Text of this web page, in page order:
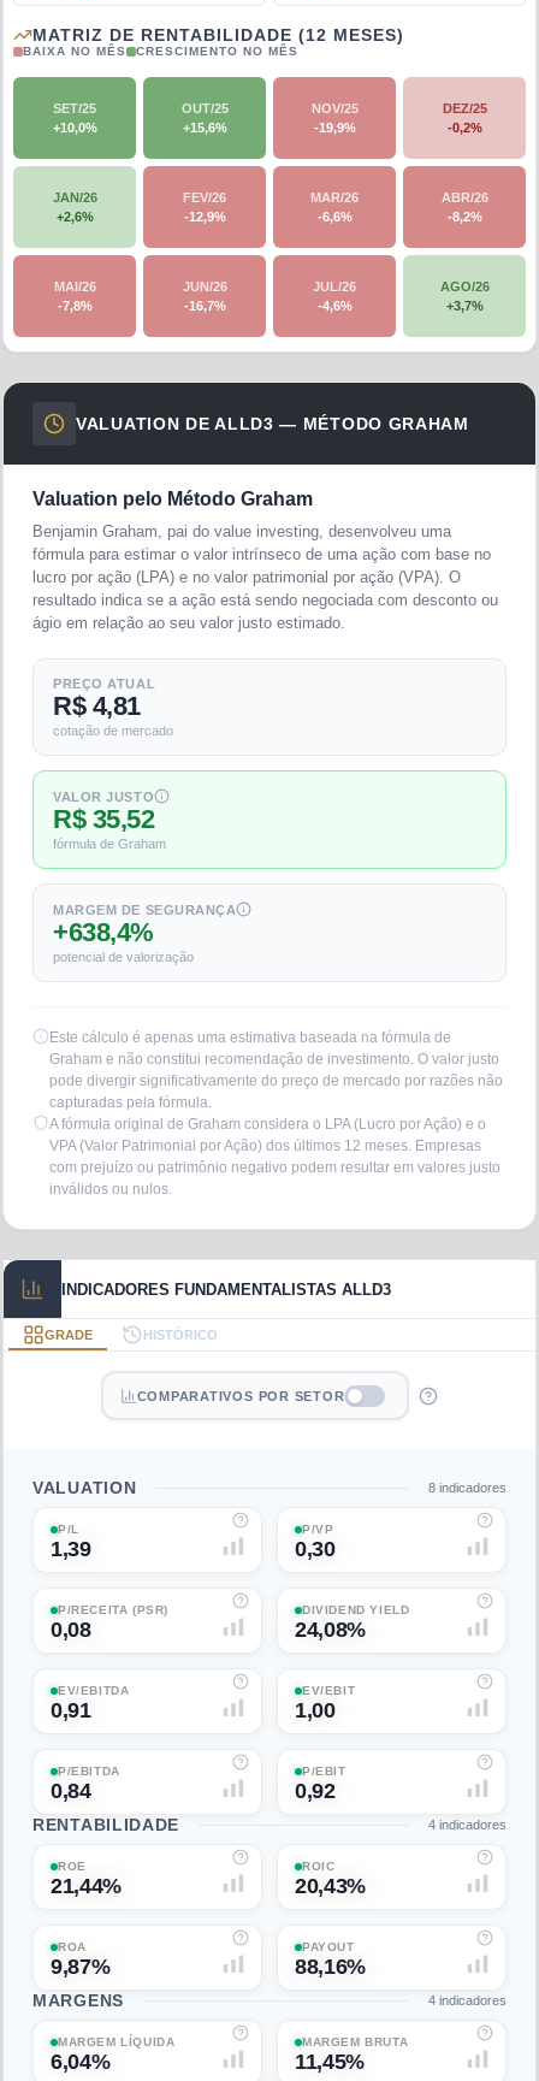
MATRIZ DE RENTABILIDADE (12 MESES)
BAIXA NO MÊS CRESCIMENTO NO MÊS
SET/25
+10,0%
OUT/25
+15,6%
NOV/25
-19,9%
DEZ/25
-0,2%
JAN/26
+2,6%
FEV/26
-12,9%
MAR/26
-6,6%
ABR/26
-8,2%
MAI/26
-7,8%
JUN/26
-16,7%
JUL/26
-4,6%
AGO/26
+3,7%
VALUATION DEALLD3 — MÉTODO GRAHAM
Valuation pelo Método Graham
Benjamin Graham, pai do value investing, desenvolveu uma
fórmula para estimar o valor intrínseco de uma ação com base no
lucro por ação (LPA) e no valor patrimonial por ação (VPA). O
resultado indica se a ação está sendo negociada com desconto ou
ágio em relação ao seu valor justo estimado.
PREÇO ATUAL
R$ 4,81
cotação de mercado
VALOR JUSTO
R$ 35,52
fórmula de Graham
MARGEM DE SEGURANÇA
+638,4%
potencial de valorização
Este cálculo é apenas uma estimativa baseada na fórmula de
Graham e não constitui recomendação de investimento. O valor justo
pode divergir significativamente do preço de mercado por razões não
capturadas pela fórmula.
A fórmula original de Graham considera o LPA (Lucro por Ação) e o
VPA (Valor Patrimonial por Ação) dos últimos 12 meses. Empresas
com prejuízo ou patrimônio negativo podem resultar em valores justo
inválidos ou nulos.
INDICADORES FUNDAMENTALISTAS ALLD3
GRADE HISTÓRICO
COMPARATIVOS POR SETOR
VALUATION 8 indicadores
P/L
1,39
P/VP
0,30
P/RECEITA (PSR)
0,08
DIVIDEND YIELD
24,08%
EV/EBITDA
0,91
EV/EBIT
1,00
P/EBITDA
0,84
P/EBIT
0,92
RENTABILIDADE 4 indicadores
ROE
21,44%
ROIC
20,43%
ROA
9,87%
PAYOUT
88,16%
MARGENS 4 indicadores
MARGEM LÍQUIDA
6,04%
MARGEM BRUTA
11,45%